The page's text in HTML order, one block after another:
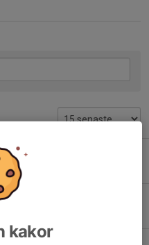
alla deltagare.
kakor